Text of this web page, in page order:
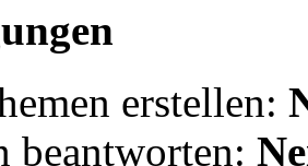
erstellen:
beantworten: